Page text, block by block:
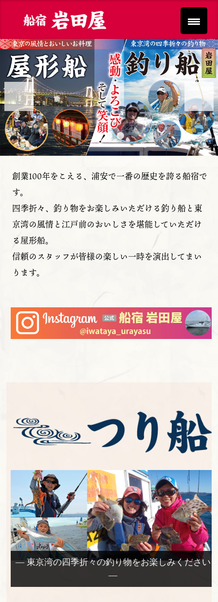
Previous Next
創業100年をこえる、浦安で一番の歴史を誇る船宿で
す。
四季折々、釣り物をお楽しみいただける釣り船と東
京湾の風情と江戸前のおいしさを堪能していただけ
る屋形船。
信頼のスタッフが皆様の楽しい一時を演出してまい
ります。
— 東京湾の四季折々の釣り物をお楽しみください
—